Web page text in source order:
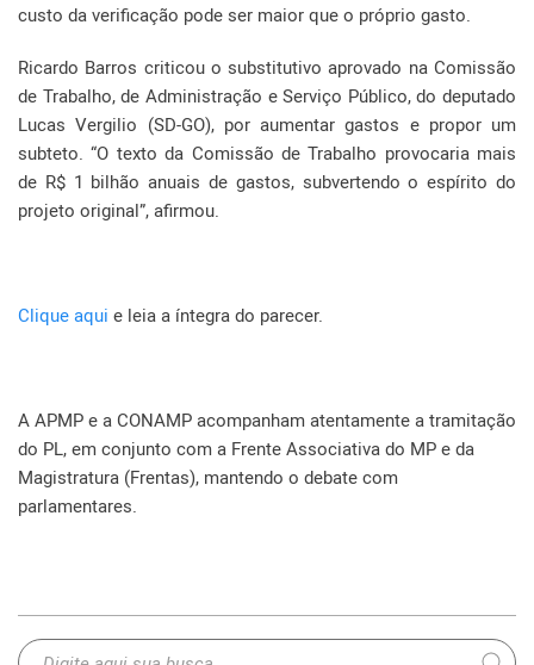
custo da verificação pode ser maior que o próprio gasto.
Ricardo Barros criticou o substitutivo aprovado na Comissão
de Trabalho, de Administração e Serviço Público, do deputado
Lucas Vergilio (SD-GO), por aumentar gastos e propor um
subteto. “O texto da Comissão de Trabalho provocaria mais
de R$ 1 bilhão anuais de gastos, subvertendo o espírito do
projeto original”, afirmou.
Clique aqui e leia a íntegra do parecer.
A APMP e a CONAMP acompanham atentamente a tramitação
do PL, em conjunto com a Frente Associativa do MP e da
Magistratura (Frentas), mantendo o debate com
parlamentares.